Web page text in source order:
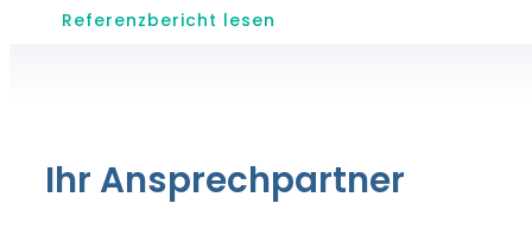
Referenzbericht lesen
Ihr Ansprechpartner